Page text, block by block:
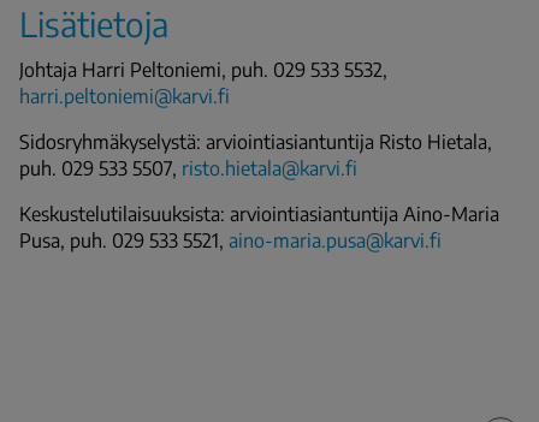
Lisätietoja
Johtaja Harri Peltoniemi, puh. 029 533 5532,
harri.peltoniemi@karvi.fi
Sidosryhmäkyselystä: arviointiasiantuntija Risto Hietala,
puh. 029 533 5507, risto.hietala@karvi.fi
Keskustelutilaisuuksista: arviointiasiantuntija Aino-Maria
Pusa, puh. 029 533 5521, aino-maria.pusa@karvi.fi